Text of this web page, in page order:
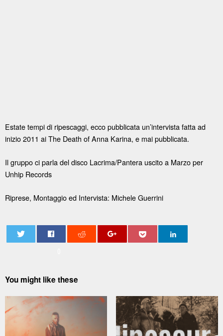
Estate tempi di ripescaggi, ecco pubblicata un’intervista fatta ad
inizio 2011 ai The Death of Anna Karina, e mai pubblicata.
Il gruppo ci parla del disco Lacrima/Pantera uscito a Marzo per
Unhip Records
Riprese, Montaggio ed Intervista: Michele Guerrini
You might like these